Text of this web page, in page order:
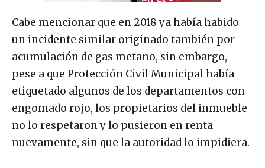
Cabe mencionar que en 2018 ya había habido
un incidente similar originado también por
acumulación de gas metano, sin embargo,
pese a que Protección Civil Municipal había
etiquetado algunos de los departamentos con
engomado rojo, los propietarios del inmueble
no lo respetaron y lo pusieron en renta
nuevamente, sin que la autoridad lo impidiera.